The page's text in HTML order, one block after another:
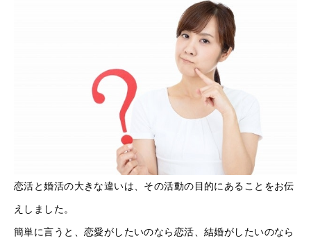
恋活と婚活の大きな違いは、その活動の目的にあることをお伝
えしました。
簡単に言うと、恋愛がしたいのなら恋活、結婚がしたいのなら